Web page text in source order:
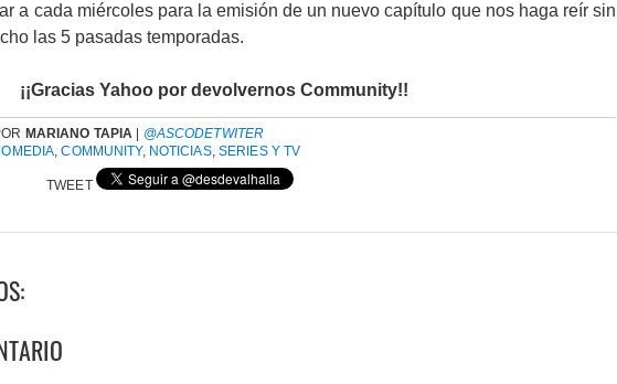
a cada miércoles para la emisión de un nuevo capítulo que nos haga reír sin
las 5 pasadas temporadas.
¡¡Gracias Yahoo por devolvernos Community!!
MARIANO TAPIA
@ASCODETWITER
,COMMUNITY, NOTICIAS, SERIES Y TV
TWEET